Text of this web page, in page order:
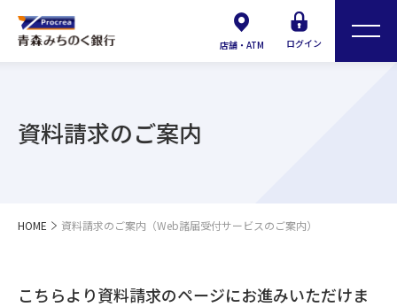
店舗・ATM ログイン
資料請求のご案内
HOME 資料請求のご案内（Web諸届受付サービスのご案内）
こちらより資料請求のページにお進みいただけま